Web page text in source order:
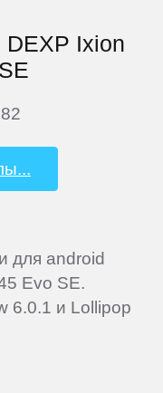
Ixion
82
для android
Evo SE.
6.0.1 и Lollipop